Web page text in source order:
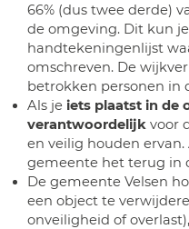
66% (dus twee derde)
de omgeving. Dit kun
handtekeningenlijst
omschreven. De
betrokken personen in
Als je iets plaatst in de
verantwoordelijk voor
en veilig houden
gemeente het terug in
De gemeente Velsen
een object te
onveiligheid of